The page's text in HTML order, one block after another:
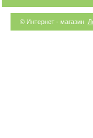
© Интернет - магазин